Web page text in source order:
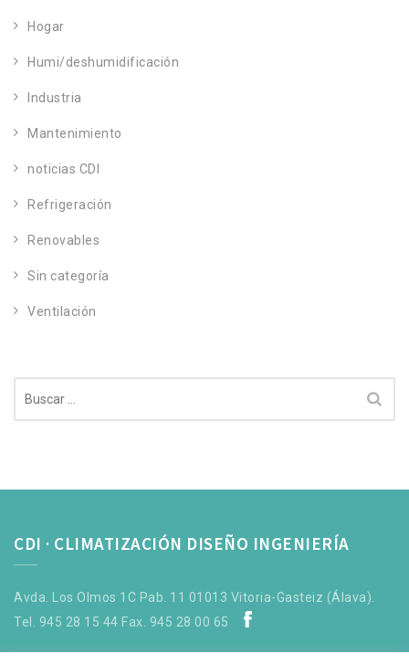
Hogar
Humi/deshumidificación
Industria
Mantenimiento
noticias CDI
Refrigeración
Renovables
Sin categoría
Ventilación
CDI · CLIMATIZACIÓN DISEÑO INGENIERÍA
Avda. Los Olmos 1C Pab. 11 01013 Vitoria-Gasteiz (Álava).
Tel. 945 28 15 44 Fax. 945 28 00 65